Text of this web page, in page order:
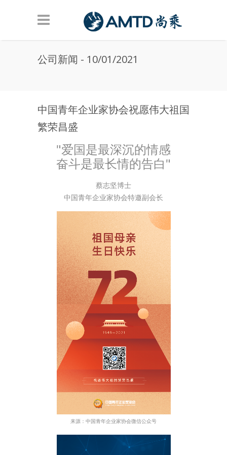
公司新闻 - 10/01/2021
中国青年企业家协会祝愿伟大祖国
繁荣昌盛
"爱国是最深沉的情感
奋斗是最长情的告白"
蔡志坚博士
中国青年企业家协会特邀副会长
来源：中国青年企业家协会微信公众号